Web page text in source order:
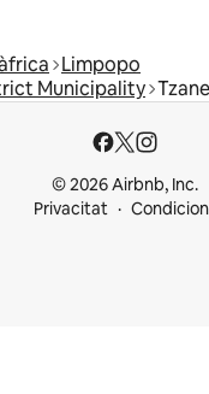
Limpopo
Municipality
© 2026 Airbnb, Inc.
Privacitat